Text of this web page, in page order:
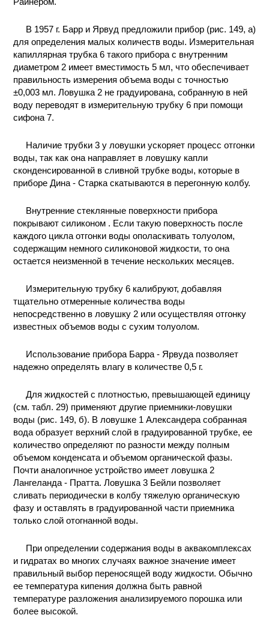
В 1957 г. Барр и Ярвуд предложили прибор (рис. 149, а)
для определения малых количеств воды. Измерительная
капиллярная трубка 6 такого прибора с внутренним
диаметром 2 имеет вместимость 5 мл, что обеспечивает
правильность измерения объема воды с точностью
±0,003 мл. Ловушка 2 не градуирована, собранную в ней
воду переводят в измерительную трубку 6 при помощи
сифона 7.
Наличие трубки 3 у ловушки ускоряет процесс отгонки
воды, так как она направляет в ловушку капли
сконденсированной в сливной трубке воды, которые в
приборе Дина - Старка скатываются в перегонную колбу.
Внутренние стеклянные поверхности прибора
покрывают силиконом . Если такую поверхность после
каждого цикла отгонки воды ополаскивать толуолом,
содержащим немного силиконовой жидкости, то она
остается неизменной в течение нескольких месяцев.
Измерительную трубку 6 калибруют, добавляя
тщательно отмеренные количества воды
непосредственно в ловушку 2 или осуществляя отгонку
известных объемов воды с сухим толуолом.
Использование прибора Барра - Ярвуда позволяет
надежно определять влагу в количестве 0,5 г.
Для жидкостей с плотностью, превышающей единицу
(см. табл. 29) применяют другие приемники-ловушки
воды (рис. 149, б). В ловушке 1 Александера собранная
вода образует верхний слой в градуированной трубке, ее
количество определяют по разности между полным
объемом конденсата и объемом органической фазы.
Почти аналогичное устройство имеет ловушка 2
Лангеланда - Пратта. Ловушка 3 Бейли позволяет
сливать периодически в колбу тяжелую органическую
фазу и оставлять в градуированной части приемника
только слой отогнанной воды.
При определении содержания воды в аквакомплексах
и гидратах во многих случаях важное значение имеет
правильный выбор переносящей воду жидкости. Обычно
ее температура кипения должна быть равной
температуре разложения анализируемого порошка или
более высокой.